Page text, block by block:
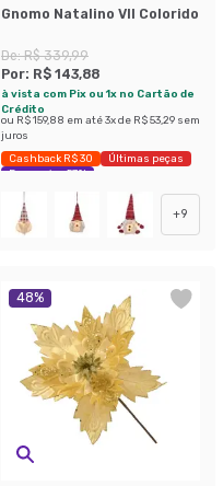
Gnomo Natalino VII Colorido
De:R$ 339,99
Por: R$ 143,88
à vista com Pix ou 1x no Cartão de
Crédito
ou R$ 159,88 em até3x de R$ 53,29 sem
juros
Cashback R$ 30
Últimas peças
Economize 57%
+9
48%